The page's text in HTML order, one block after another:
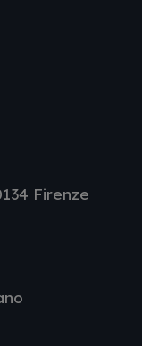
Firenze